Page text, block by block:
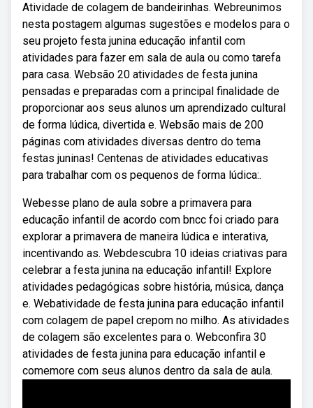
Atividade de colagem de bandeirinhas. Webreunimos
nesta postagem algumas sugestões e modelos para o
seu projeto festa junina educação infantil com
atividades para fazer em sala de aula ou como tarefa
para casa. Websão 20 atividades de festa junina
pensadas e preparadas com a principal finalidade de
proporcionar aos seus alunos um aprendizado cultural
de forma lúdica, divertida e. Websão mais de 200
páginas com atividades diversas dentro do tema
festas juninas! Centenas de atividades educativas
para trabalhar com os pequenos de forma lúdica:.
Webesse plano de aula sobre a primavera para
educação infantil de acordo com bncc foi criado para
explorar a primavera de maneira lúdica e interativa,
incentivando as. Webdescubra 10 ideias criativas para
celebrar a festa junina na educação infantil! Explore
atividades pedagógicas sobre história, música, dança
e. Webatividade de festa junina para educação infantil
com colagem de papel crepom no milho. As atividades
de colagem são excelentes para o. Webconfira 30
atividades de festa junina para educação infantil e
comemore com seus alunos dentro da sala de aula.